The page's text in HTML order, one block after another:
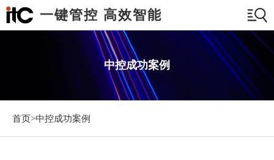
一键管控 高效智能
中控成功案例
首页>中控成功案例